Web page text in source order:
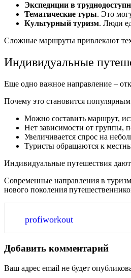
Экспедиции в
Тематические туры. Это
Культурный туризм. Люди
Сложные маршруты привлекают
Индивидуальные
Еще одно важное направление –
Почему это становится
Можно составить маршрут,
Нет зависимости от группы,
Увеличивается спрос на
Туристы обращаются к
Индивидуальные путешествия
Современные направления в
нового поколения
profiworkout
Добавить комментарий
Ваш адрес email не будет